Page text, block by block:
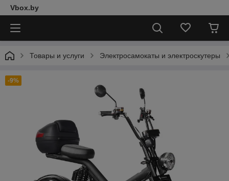
Vbox.by
Товары и услуги Электросамокаты и электроскутеры
-9%